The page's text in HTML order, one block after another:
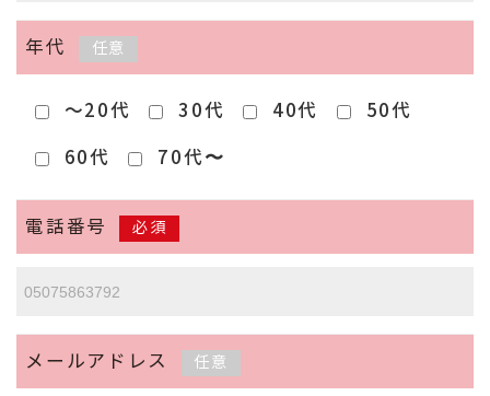
年代 任意
～20代 30代 40代
50代
60代
70代〜
電話番号 必須
メールアドレス 任意